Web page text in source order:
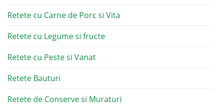
Retete cu Carne de Porc si Vita
Retete cu Legume si fructe
Retete cu Peste si Vanat
Retete Bauturi
Retete de Conserve si Muraturi